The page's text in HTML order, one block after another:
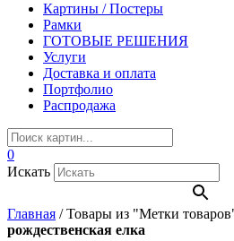
Картины / Постеры
Рамки
ГОТОВЫЕ РЕШЕНИЯ
Услуги
Доставка и оплата
Портфолио
Распродажа
0
Искать
Главная /Товары из "Метки
рождественская елка